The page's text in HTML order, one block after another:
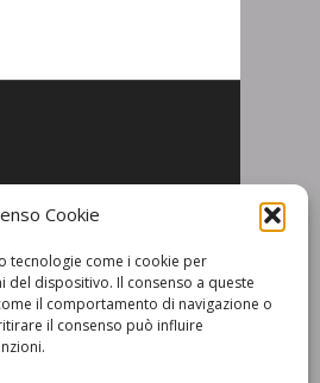
Cookie
tecnologie come i cookie per
dispositivo. Il consenso a queste
il comportamento di navigazione o
il consenso può influire